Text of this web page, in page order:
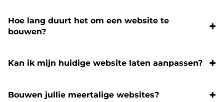
Hoe lang duurt het om een website te
bouwen?
Kan ik mijn huidige website laten aanpassen?
Bouwen jullie meertalige websites?